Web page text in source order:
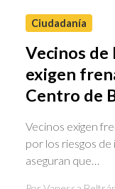
Ciudadanía
Vecinos de
exigen
Centro de
Vecinos exigen
por los riesgos
aseguran que…